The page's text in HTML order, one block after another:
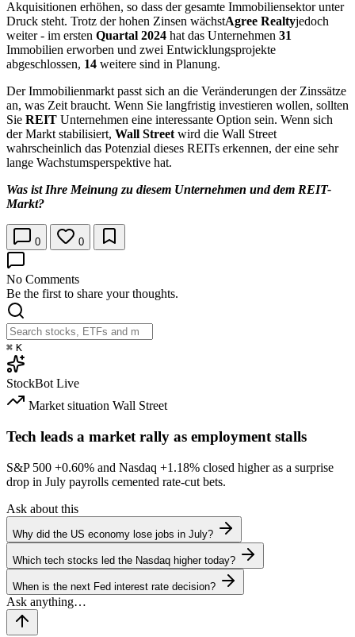
Akquisitionen erhöhen, so dass der gesamte Immobiliensektor unter
Druck steht. Trotz der hohen Zinsen wächstAgree Realtyjedoch
weiter - im ersten Quartal 2024 hat das Unternehmen 31
Immobilien erworben und zwei Entwicklungsprojekte
abgeschlossen, 14 weitere sind in Planung.
Der Immobilienmarkt passt sich an die Veränderungen der Zinssätze
an, was Zeit braucht. Wenn Sie langfristig investieren wollen, sollten
Sie REIT Unternehmen eine interessante Option sein. Wenn sich
der Markt stabilisiert, Wall Street wird die Wall Street
wahrscheinlich das Potenzial dieses REITs erkennen, der eine sehr
lange Wachstumsperspektive hat.
Was ist Ihre Meinung zu diesem Unternehmen und dem REIT-
Markt?
0 0
No Comments
Be the first to share your thoughts.
⌘ K
StockBot Live
Market situation Wall Street
Tech leads a market rally as employment stalls
S&P 500 +0.60% and Nasdaq +1.18% closed higher as a surprise
drop in July payrolls cemented rate-cut bets.
Ask about this
Why did the US economy lose jobs in July?
Which tech stocks led the Nasdaq higher today?
When is the next Fed interest rate decision?